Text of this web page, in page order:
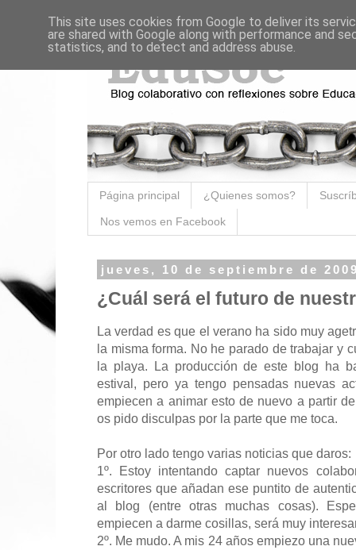
Página principal ¿Quienes somos?
Nos vemos en Facebook
jueves, 10 de septiembre de
¿Cuál será el futuro de
La verdad es que el verano ha sido muy
la misma forma. No he parado de trabajar y
la playa. La producción de este blog ha
estival, pero ya tengo pensadas nuevas
empiecen a animar esto de nuevo a partir
os pido disculpas por la parte que me toca.
Por otro lado tengo varias noticias que daros:
1º. Estoy intentando captar nuevos
escritores que añadan ese puntito de
al blog (entre otras muchas cosas).
empiecen a darme cosillas, será muy
2º. Me mudo. A mis 24 años empiezo una
This site uses cookies from Google to deliver its
are shared with Google along with performance and
statistics, and to detect and address abuse.